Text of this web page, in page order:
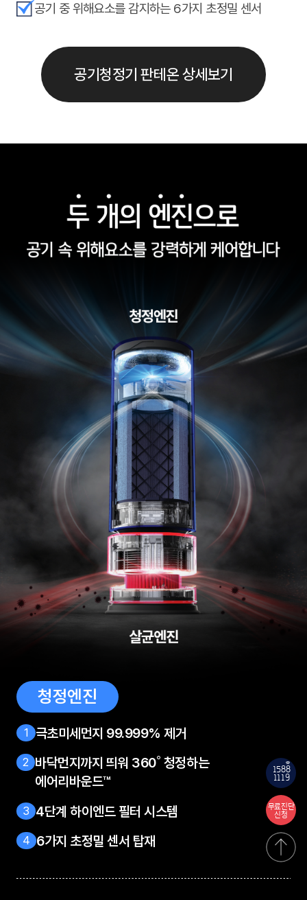
공기 중 위해요소를 감지하는 6가지 초정밀 센서
공기청정기 판테온 상세보기
위
해
소
청정엔진
1 극초미세먼지 99.999% 제거
2 바닥먼지까지 띄워 360˚ 청정하는
에어리바운드™
3 4단계 하이엔드 필터 시스템
4 6가지 초정밀 센서 탑재
1588
1119
무료진단
신청